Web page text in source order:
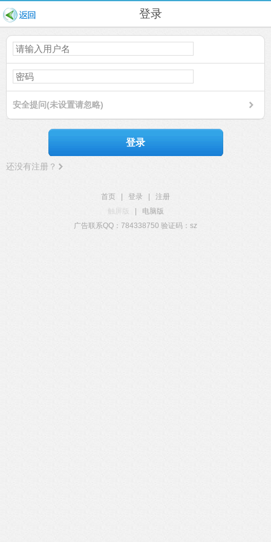
登录
安全提问(未设置请忽略)
登录
还没有注册？
首页 登录
注册
触屏版
电脑版
广告联系QQ：784338750 验证码：sz